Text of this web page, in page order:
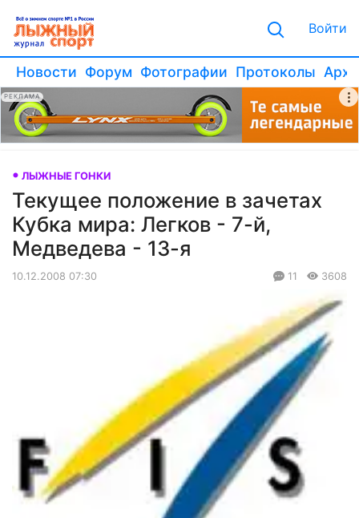
Войти
Новости Форум Фотографии Протоколы
РЕКЛАМА
ЛЫЖНЫЕ ГОНКИ
Текущее положение в зачетах
Кубка мира: Легков - 7-й,
Медведева - 13-я
10.12.2008 07:30 11 3608